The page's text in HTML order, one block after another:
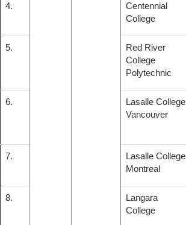
4.
Centennial
College
5.
Red River
College
Polytechnic
6.
Lasalle College
Vancouver
7.
Lasalle College
Montreal
8.
Langara
College